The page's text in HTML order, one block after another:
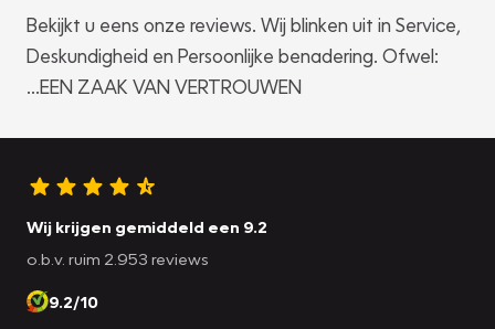
Bekijkt u eens onze reviews. Wij blinken uit in Service,
Deskundigheid en Persoonlijke benadering. Ofwel:
...EEN ZAAK VAN VERTROUWEN
Wij krijgen gemiddeld een 9.2
o.b.v. ruim 2.953 reviews
9.2/10